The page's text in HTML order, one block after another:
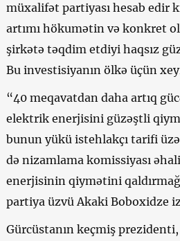
müxalifət partiyası hesab edir
artımı hökumətin və konkret
şirkətə təqdim etdiyi haqsız
Bu investisiyanınölkə üçün
“40 meqavatdan daha artıq
elektrik enerjisini güzəştli
bunun yükü istehlakçı tarifi
də nizamlama komissiyası
enerjisinin qiymətini
partiya üzvü Akaki Boboxidze
Gürcüstanın keçmiş